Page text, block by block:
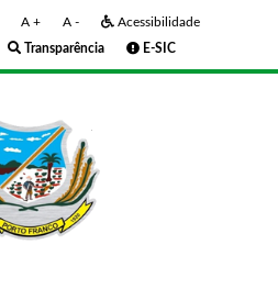
A + A -
Acessibilidade
Transparência E-SIC